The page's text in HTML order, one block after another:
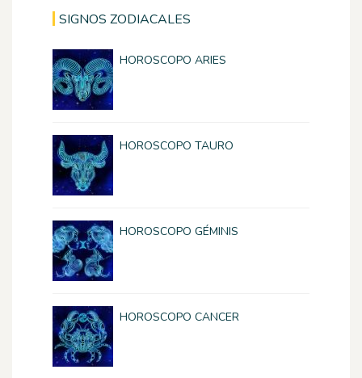
SIGNOS ZODIACALES
HOROSCOPO ARIES
HOROSCOPO TAURO
HOROSCOPO GÉMINIS
HOROSCOPO CANCER